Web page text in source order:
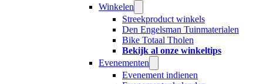
Winkelen
Streekproduct winkels
Den Engelsman Tuinmaterialen
Bike Totaal Tholen
Bekijk al onze winkeltips
Evenementen
Evenement indienen